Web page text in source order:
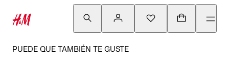
PUEDE QUE TAMBIÉN TE GUSTE